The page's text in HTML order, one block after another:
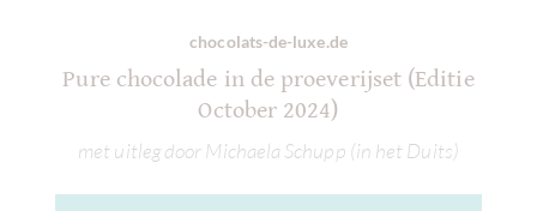
chocolats-de-luxe.de
Pure chocolade in de proeverijset (Editie
October 2024)
met uitleg door Michaela Schupp (in het Duits)